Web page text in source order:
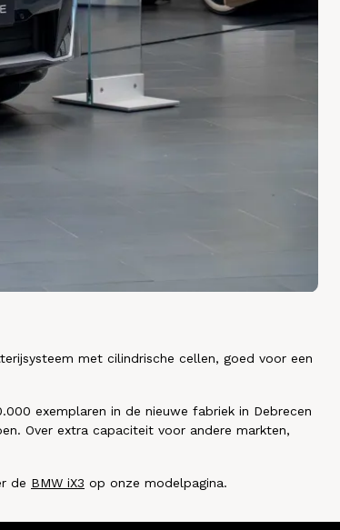
met cilindrische cellen, goed voor een
exemplaren in de nieuwe fabriek in Debrecen
Over extra capaciteit voor andere markten,
de BMW iX3 op onze modelpagina.